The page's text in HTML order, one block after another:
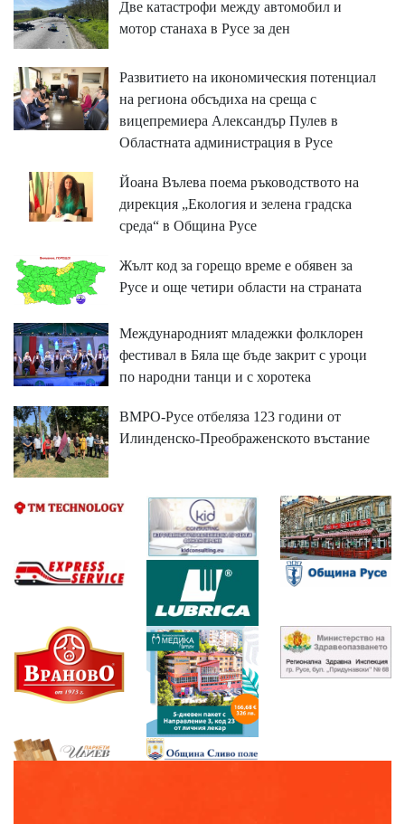
Две катастрофи между автомобил и
мотор станаха в Русе за ден
Развитието на икономическия потенциал
на региона обсъдиха на среща с
вицепремиера Александър Пулев в
Областната администрация в Русе
Йоана Вълева поема ръководството на
дирекция „Екология и зелена градска
среда“ в Община Русе
Жълт код за горещо време е обявен за
Русе и още четири области на страната
Международният младежки фолклорен
фестивал в Бяла ще бъде закрит с уроци
по народни танци и с хоротека
ВМРО-Русе отбеляза 123 години от
Илинденско-Преображенското въстание